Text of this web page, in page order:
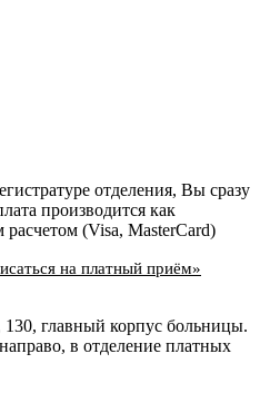
отделения, Вы сразу
производится как
(Visa, MasterCard)
на платный приём»
главный корпус больницы.
в отделение платных